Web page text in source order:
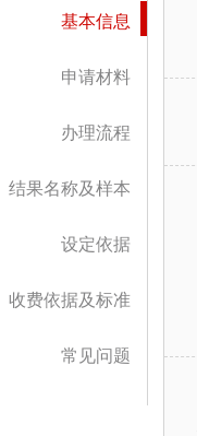
基本信息
申请材料
办理流程
结果名称及样本
设定依据
收费依据及标准
常见问题